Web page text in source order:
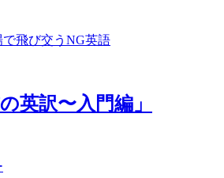
飛び交うNG英語
英訳〜入門編」